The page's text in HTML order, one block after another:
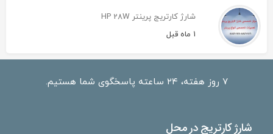
شارژ کارتریج پرینتر HP 28W
1 ماه قبل
۷ روز هفته، ۲۴ ساعته پاسخگوی شما هستیم.
شارژ کارتریج در محل